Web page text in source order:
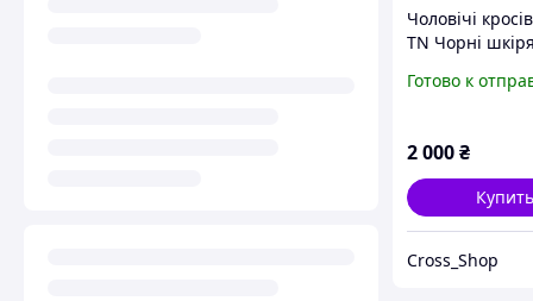
Чоловічі
TN Чорні
кроссовки
Готово к
2 000₴
Купить
Cross_Shop